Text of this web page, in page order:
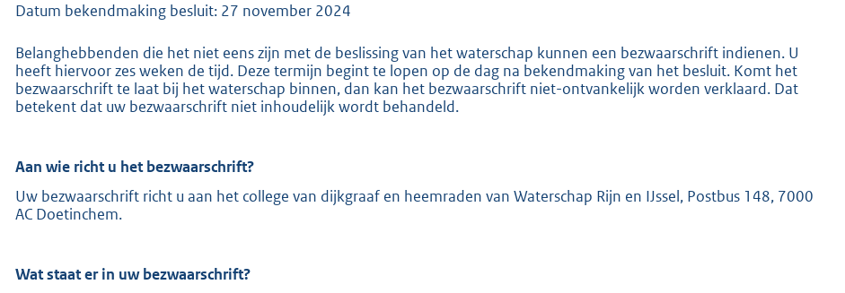
1
0
K
Datum bekendmaking besluit: 27 november 2024
Belanghebbenden die het niet eens zijn met de beslissing van het waterschap kunnen een bezwaarschrift indienen. U
heeft hiervoor zes weken de tijd. Deze termijn begint te lopen op de dag na bekendmaking van het besluit. Komt het
bezwaarschrift te laat bij het waterschap binnen, dan kan het bezwaarschrift niet-ontvankelijk worden verklaard. Dat
betekent dat uw bezwaarschrift niet inhoudelijk wordt behandeld.
Aan wie richt u het bezwaarschrift?
Uw bezwaarschrift richt u aan het college van dijkgraaf en heemraden van Waterschap Rijn en IJssel, Postbus 148, 7000
AC Doetinchem.
Wat staat er in uw bezwaarschrift?